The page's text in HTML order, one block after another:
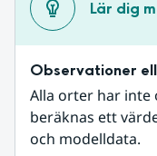
Lär dig
Observationer
Alla orter har inte
beräknas ett
och modelldata.